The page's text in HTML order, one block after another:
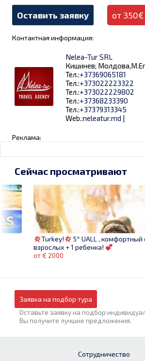
Оставить заявку от 350€
Контактная информация:
Nelea-Tur SRL
Кишинев;
Тел.:+37369065181
Тел.:+373022223322
Тел.:+373022229802
Тел.:+37368233390
Тел.:+37379313345
Web.:neleatur.md |
Реклама:
Сейчас просматривают
Turkey!
5* UALL , комфортный
взрослых + 1 ребенка!
от € 2000
Заявка на подбор тура
Оставьте заявку на подбор
Вы получите лучшие предложения.
Сотрудничество